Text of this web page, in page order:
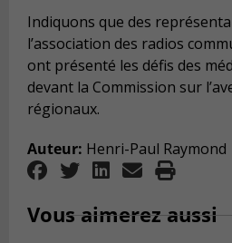
Indiquons que des
l’association des radios
ont présenté les défis des
devant la Commission sur
régionaux.
Auteur: Henri-Paul Raymond
Vous aimerez aussi